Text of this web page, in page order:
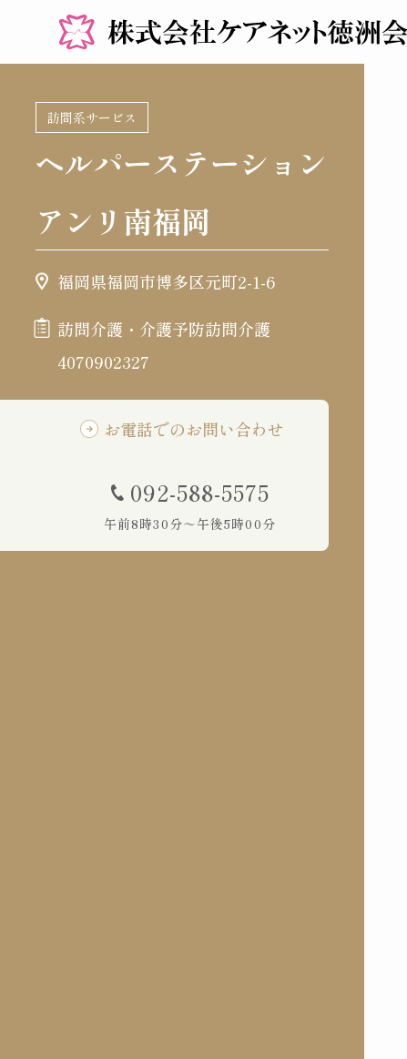
訪問系サービス
ヘルパーステーション
アンリ南福岡
福岡県福岡市博多区元町2-1-6
訪問介護・介護予防訪問介護
4070902327
お電話でのお問い合わせ
092-588-5575
午前8時30分～午後5時00分